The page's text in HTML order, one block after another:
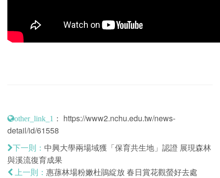
other_link_1 ： https://www2.nchu.edu.tw/news-
detail/id/61558
下一則： 中興大學兩場域獲「保育共生地」認證 展現森林
與溪流復育成果
上一則： 惠蓀林場粉嫩杜鵑綻放 春日賞花觀螢好去處